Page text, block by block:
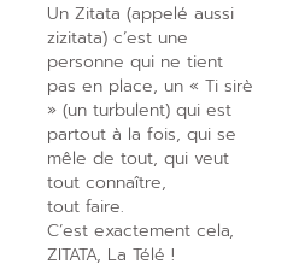
Un Zitata (appelé aussi
zizitata) c’est une
personne qui ne tient
pas en place, un « Ti sirè
» (un turbulent) qui est
partout à la fois, qui se
mêle de tout, qui veut
tout connaître,
tout faire.
C’est exactement cela,
ZITATA, La Télé !